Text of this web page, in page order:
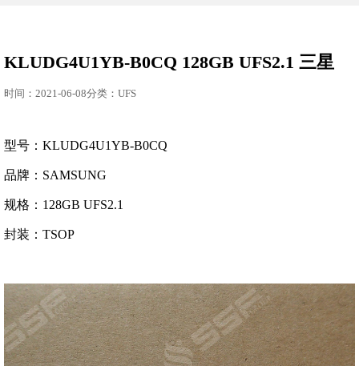
KLUDG4U1YB-B0CQ 128GB UFS2.1 三星
时间：2021-06-08分类：UFS
型号：KLUDG4U1YB-B0CQ
品牌：SAMSUNG
规格：128GB UFS2.1
封装：TSOP